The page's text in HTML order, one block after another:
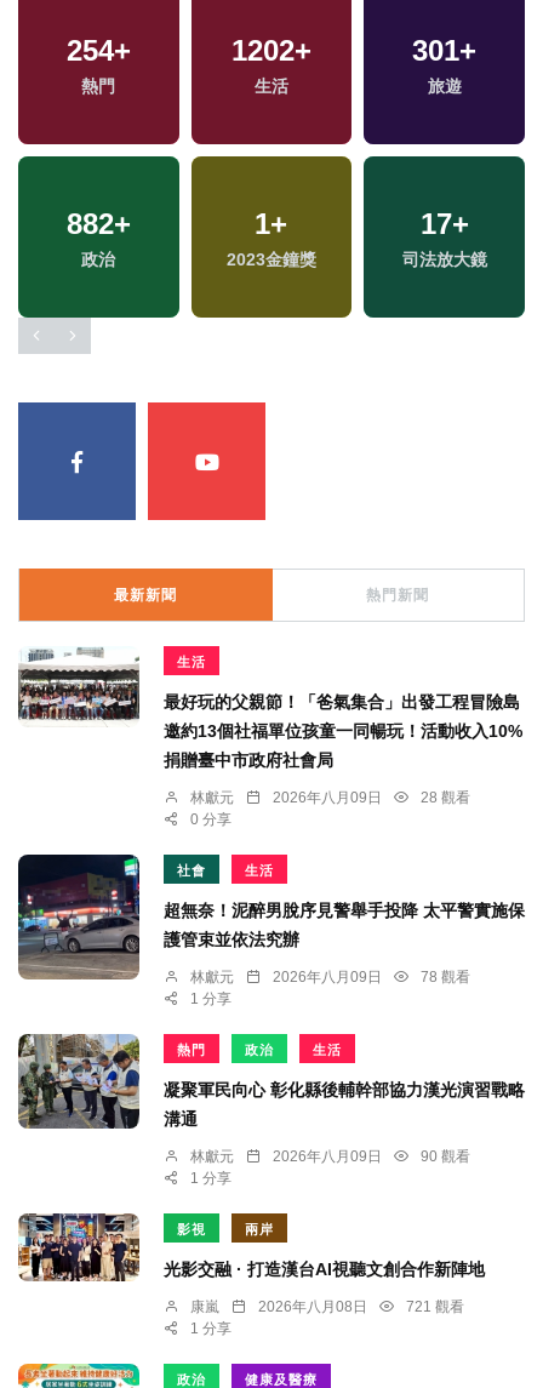
254+
熱門
1202+
生活
301+
旅遊
882+
政治
1+
2023金鐘獎
17+
司法放大鏡
最新新聞 熱門新聞
生活
最好玩的父親節！「爸氣集合」出發工程冒險島
邀約13個社福單位孩童一同暢玩！活動收入10%
捐贈臺中市政府社會局
林獻元 2026年八月09日
28 觀看
0 分享
社會 生活
超無奈！泥醉男脫序見警舉手投降 太平警實施保
護管束並依法究辦
林獻元 2026年八月09日
78 觀看
1 分享
熱門 政治 生活
凝聚軍民向心 彰化縣後輔幹部協力漢光演習戰略
溝通
林獻元 2026年八月09日
90 觀看
1 分享
影視 兩岸
光影交融 · 打造漢台AI視聽文創合作新陣地
康嵐 2026年八月08日
721 觀看
1 分享
政治 健康及醫療